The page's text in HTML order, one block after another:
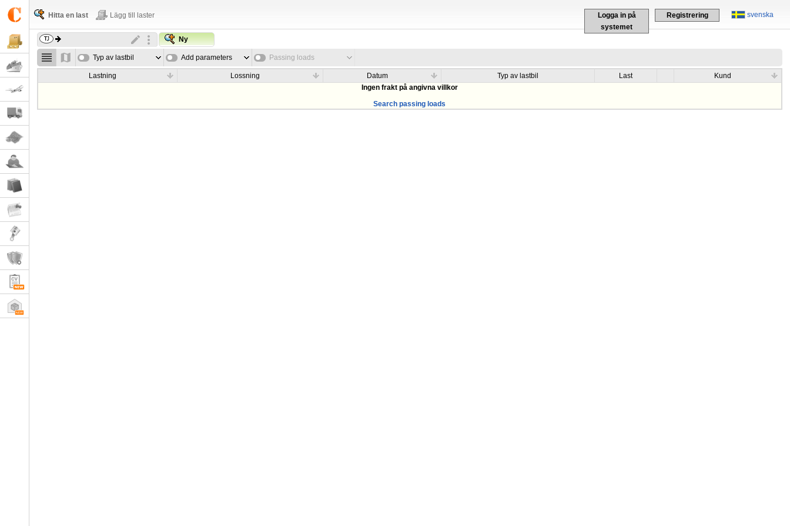
svenska
Logga in på
systemet
Registrering
Hitta en last Lägg till laster
Ny
Typ av lastbil Add parameters Passing loads
Lastning Lossning Datum Typ av lastbil Last
Kund
Ingen frakt på angivna villkor
Search passing loads